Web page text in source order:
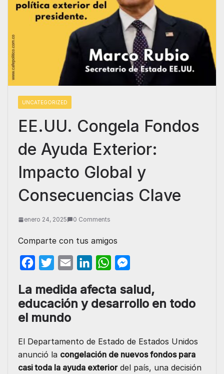
UNCATEGORIZED
EE.UU. Congela Fondos
de Ayuda Exterior:
Impacto Global y
Consecuencias Clave
enero 24, 2025 0 Comments
Comparte con tus amigos
c
e
b
o
o
k
i
t
t
e
r
a
i
n
k
d
I
n
W
a
t
A
p
p
s
s
n
g
e
La medida afecta salud,
educación y desarrollo en todo
el mundo
El Departamento de Estado de Estados Unidos
anunció la congelación de nuevos fondos para
casi toda la ayuda exteriordel país, una decisión